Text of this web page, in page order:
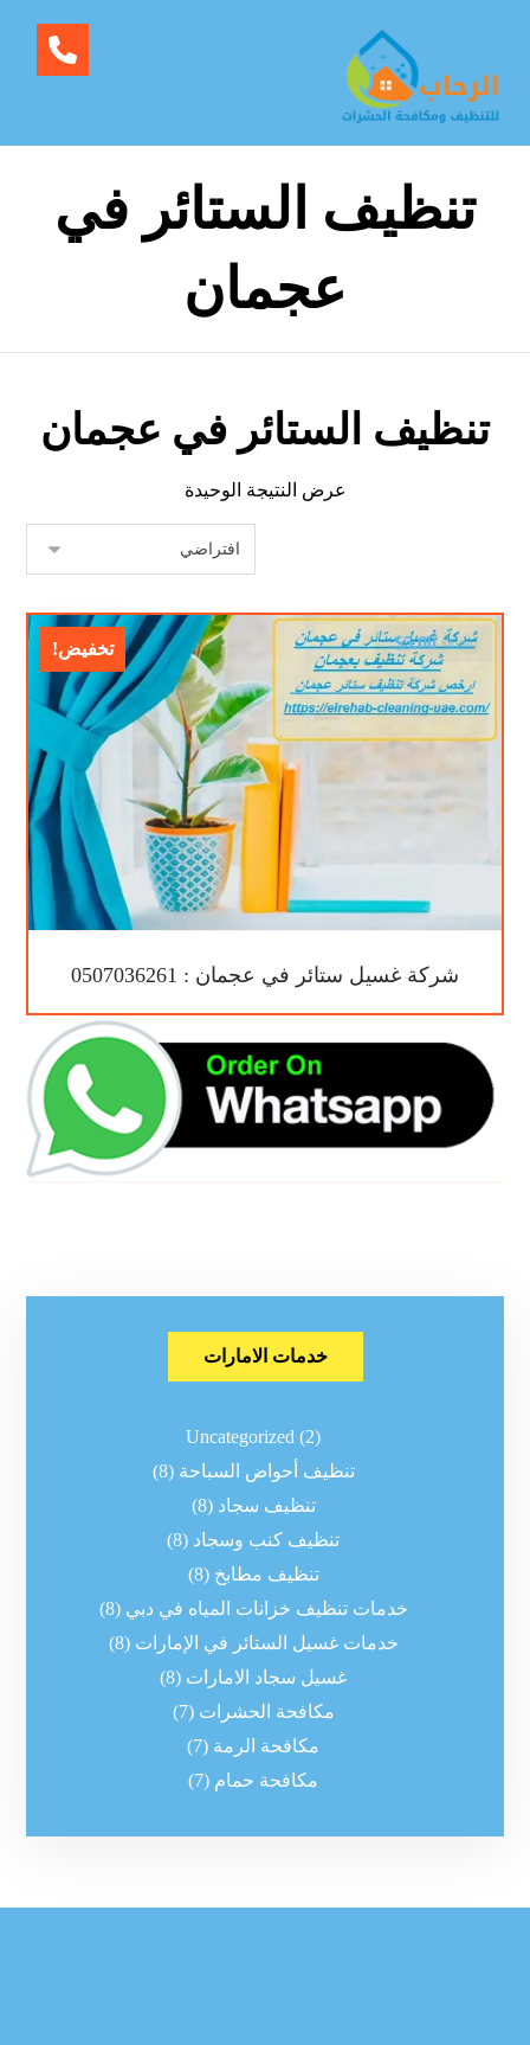
تنظيف الستائر في
عجمان
تنظيف الستائر في عجمان
عرض النتيجة الوحيدة
تخفيض!
شركة غسيل ستائر في عجمان : 0507036261
$8.00
$5.00
خدمات الامارات
Uncategorized (2)
تنظيف أحواض السباحة (8)
تنظيف سجاد (8)
تنظيف كنب وسجاد (8)
تنظيف مطابخ (8)
خدمات تنظيف خزانات المياه في دبي (8)
خدمات غسيل الستائر في الإمارات (8)
غسيل سجاد الامارات (8)
مكافحة الحشرات (7)
مكافحة الرمة (7)
مكافحة حمام (7)